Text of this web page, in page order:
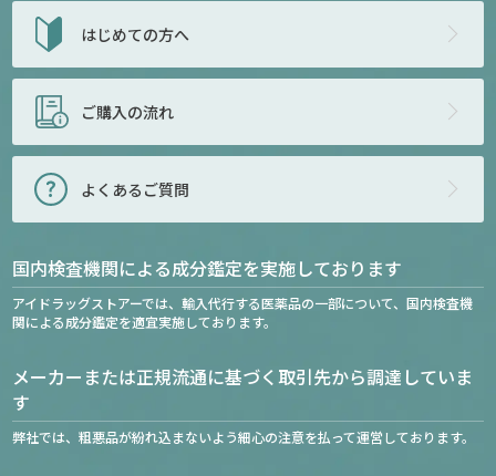
はじめての方へ
ご購入の流れ
よくあるご質問
国内検査機関による成分鑑定を実施しております
アイドラッグストアーでは、輸入代行する医薬品の一部について、国内検査機
関による成分鑑定を適宜実施しております。
メーカーまたは正規流通に基づく取引先から調達していま
す
弊社では、粗悪品が紛れ込まないよう細心の注意を払って運営しております。